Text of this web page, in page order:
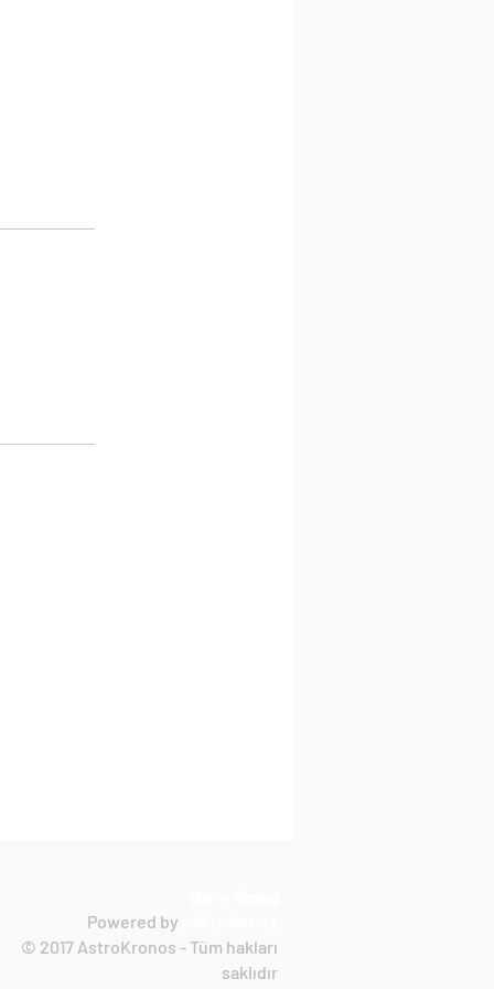
Powered by
© 2017 AstroKronos - Tüm hakları
saklıdır